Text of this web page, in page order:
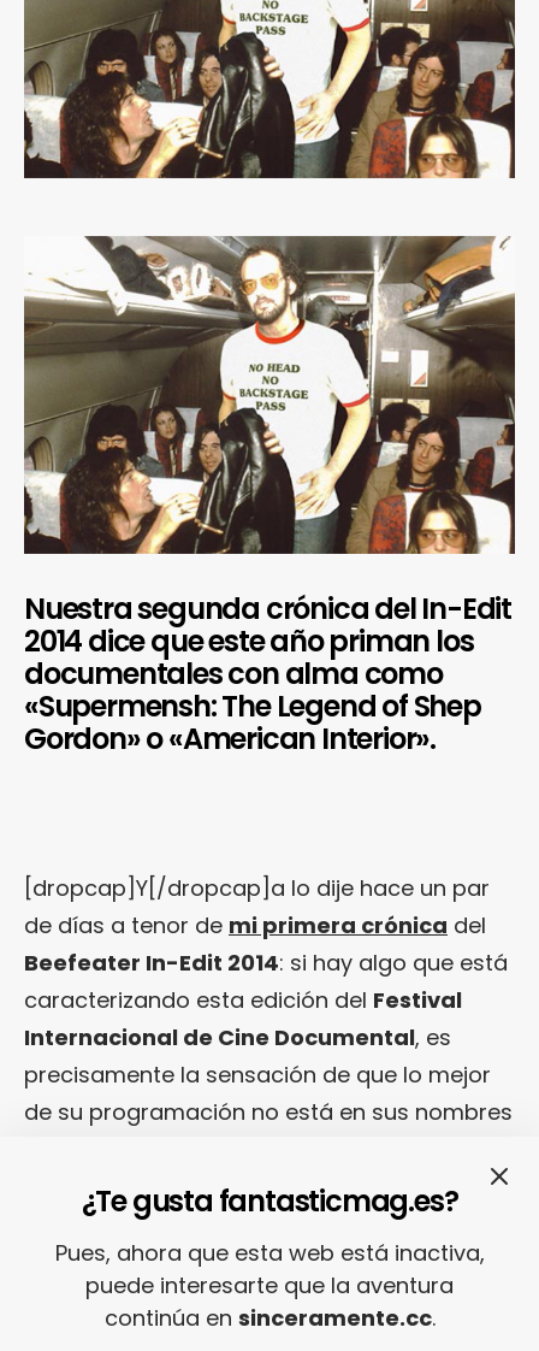
Nuestra segunda crónica del In-Edit
2014 dice que este año priman los
documentales con alma como
«Supermensh: The Legend of Shep
Gordon» o «American Interior».
[dropcap]Y[/dropcap]a lo dije hace un par
de días a tenor de mi primera crónica del
Beefeater In-Edit 2014: si hay algo que está
caracterizando esta edición del Festival
Internacional de Cine Documental, es
precisamente la sensación de que lo mejor
de su programación no está en sus nombres
se me permite esta analogía con el lenguaje
de festivales musicales)… El corazón de este
In-Edit 2014está latiendo siguiendo un ritmo
que empezó siendo casi sordo, el ritmo de
las joyas ocultas, pero que cada vez menos
¿Te gusta fantasticmag.es?
Pues, ahora que esta web está inactiva,
puede interesarte que la aventura
continúa en sinceramente.cc.